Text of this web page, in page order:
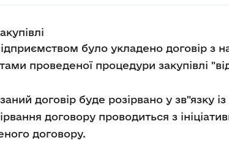
було укладено договір з
проведеної процедури закупівлі
договір буде розірвано у
договору проводиться з
договору.